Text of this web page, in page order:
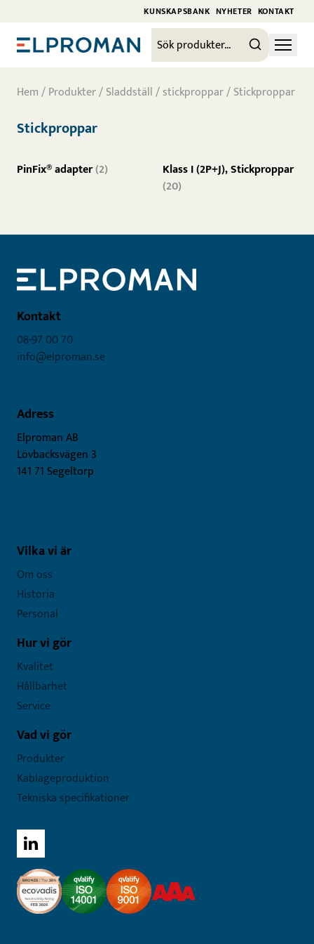
KUNSKAPSBANK NYHETER KONTAKT
Hem/Produkter/Sladdställ / stickproppar/ Stickproppar
Stickproppar
PinFix® adapter(2)
Klass I (2P+J), Stickproppar
(20)
Kontakt
08-97 00 70
info@elproman.se
Adress
Elproman AB
Lövbacksvägen 3
141 71 Segeltorp
Vilka vi är
Om oss
Historia
Personal
Hur vi gör
Kvalitet
Hållbarhet
Service
Vad vi gör
Produkter
Kablageproduktion
Tekniska specifikationer